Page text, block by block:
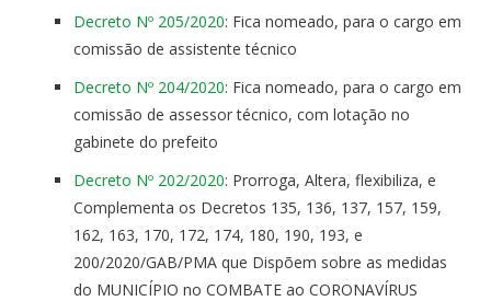
Decreto Nº 205/2020: Fica nomeado, para o cargo em
comissão de assistente técnico
Decreto Nº 204/2020: Fica nomeado, para o cargo em
comissão de assessor técnico, com lotação no
gabinete do prefeito
Decreto Nº 202/2020: Prorroga, Altera, flexibiliza, e
Complementa os Decretos 135, 136, 137, 157, 159,
162, 163, 170, 172, 174, 180, 190, 193, e
200/2020/GAB/PMA que Dispõem sobre as medidas
do MUNICÍPIO no COMBATE ao CORONAVÍRUS